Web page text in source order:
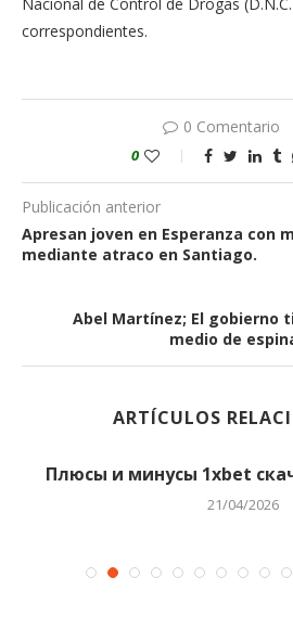
correspondientes.
0 Comentario
0
Publicación anterior
Apresan joven en Esperanza con
mediante atraco en Santiago.
Abel Martínez; El gobierno
medio de
ARTÍCULOS
Плюсы и минусы 1xbet
21/04/2026